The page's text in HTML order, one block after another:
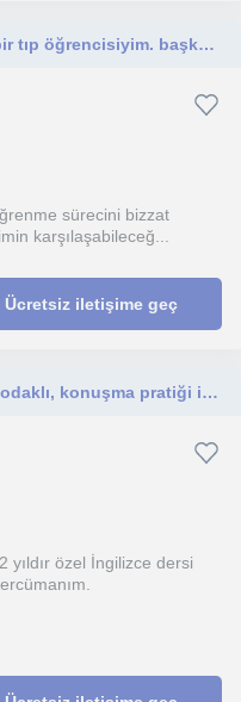
Ben yeni diller öğrenmeyi seven bir tıp öğrencisiyim. başka insanlara da aynı şekilde yeni diller ogretmek istiyorum.
sürecini bizzat
karşılaşabileceğ...
Ücretsiz iletişime geç
Öğrenciler için müfredat ve sınav odaklı, konuşma pratiği isteyenler için konuşma odaklı Özel İngilizce Öğretmeni
yıldır özel İngilizce dersi